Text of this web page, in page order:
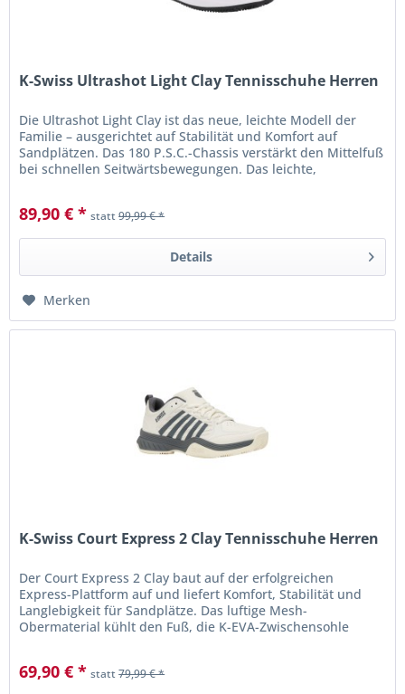
K-Swiss Ultrashot Light Clay Tennisschuhe Herren
Die Ultrashot Light Clay ist das neue, leichte Modell der
Familie – ausgerichtet auf Stabilität und Komfort auf
Sandplätzen. Das 180 P.S.C.-Chassis verstärkt den Mittelfuß
bei schnellen Seitwärtsbewegungen. Das leichte,
89,90 € * statt99,99 € *
Details
Merken
K-Swiss Court Express 2 Clay Tennisschuhe Herren
Der Court Express 2 Clay baut auf der erfolgreichen
Express-Plattform auf und liefert Komfort, Stabilität und
Langlebigkeit für Sandplätze. Das luftige Mesh-
Obermaterial kühlt den Fuß, die K-EVA-Zwischensohle
69,90 € * statt79,99 € *